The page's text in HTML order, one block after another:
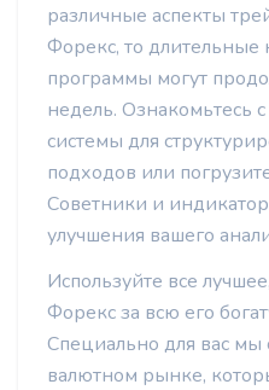
различные аспекты
Форекс, то длительные
программы могут
недель. Ознакомьтесь
системы для
подходов или
Советники и
улучшения вашего
Используйте все
Форекс за всю его
Специально для вас мы
валютном рынке,